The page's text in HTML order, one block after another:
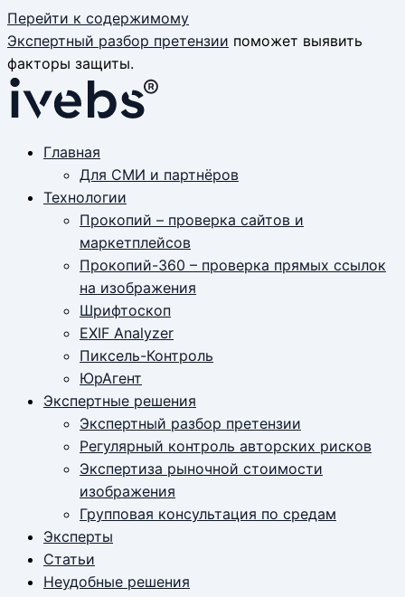
Перейти к содержимому
Экспертный разбор претензии поможет выявить
факторы защиты.
Главная
Для СМИ и партнёров
Технологии
Прокопий – проверка сайтов и
маркетплейсов
Прокопий-360 – проверка прямых ссылок
на изображения
Шрифтоскоп
EXIF Analyzer
Пиксель-Контроль
ЮрАгент
Экспертные решения
Экспертный разбор претензии
Регулярный контроль авторских рисков
Экспертиза рыночной стоимости
изображения
Групповая консультация по средам
Эксперты
Статьи
Неудобные решения